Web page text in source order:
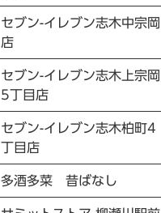
セブン-イレブン志木中宗岡
店
セブン-イレブン志木上宗岡
5丁目店
セブン-イレブン志木柏町4
丁目店
多酒多菜 昔ばなし